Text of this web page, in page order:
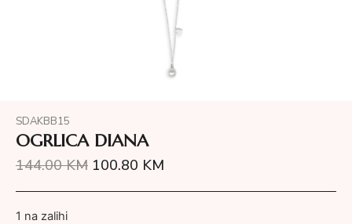
SDAKBB15
OGRLICA DIANA
144.00KM 100.80 KM
1 na zalihi